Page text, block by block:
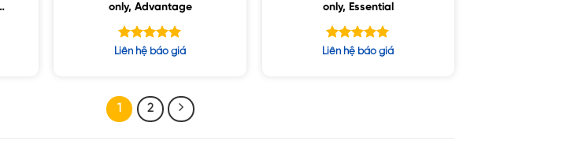
only, Advantage
Được xếp
Liên hệ báo giá
only, Essential
Được xếp
Liên hệ báo giá
1 2